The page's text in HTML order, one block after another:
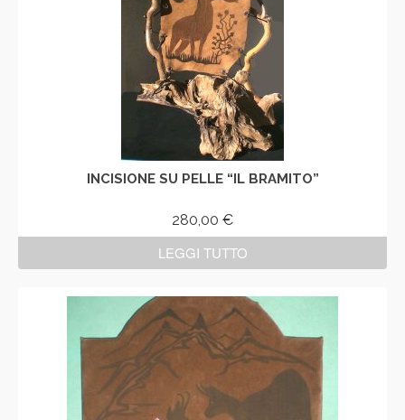
INCISIONE SU PELLE “IL BRAMITO”
280,00 €
LEGGI TUTTO